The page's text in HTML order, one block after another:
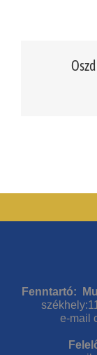
Fenntartó:
e-mail